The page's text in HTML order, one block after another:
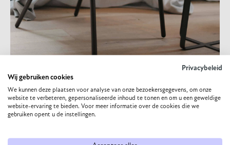
Privacybeleid
Wij gebruiken cookies
We kunnen deze plaatsen voor analyse van onze bezoekersgegevens, om onze
website te verbeteren, gepersonaliseerde inhoud te tonen en om u een geweldige
website-ervaring te bieden. Voor meer informatie over de cookies die we
gebruiken opent u de instellingen.